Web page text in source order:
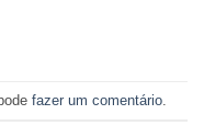
fazer um comentário